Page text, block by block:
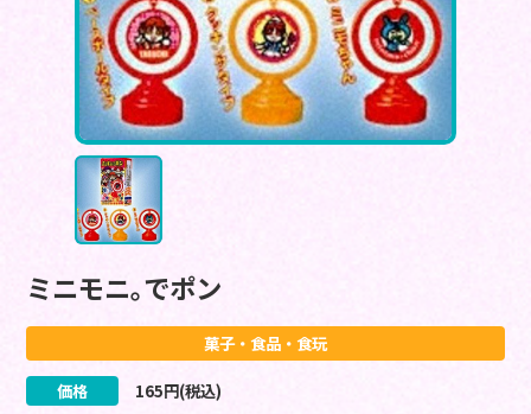
ミニモニ｡でポン
菓子・食品・食玩
価格 165円(税込)